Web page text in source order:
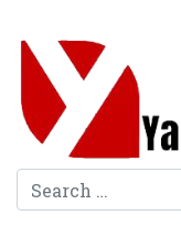
Search